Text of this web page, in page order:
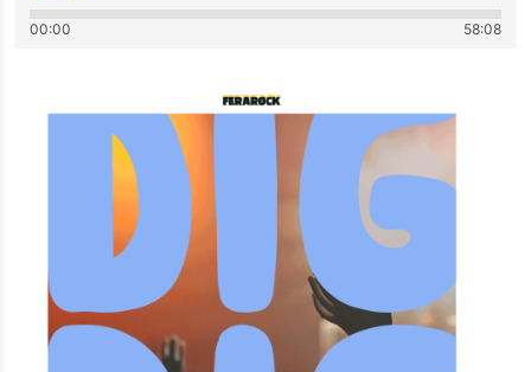
00:00 58:08